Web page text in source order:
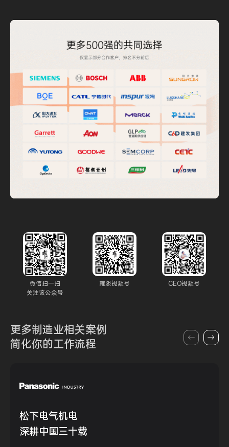
微信扫一扫
关注该公众号
雍熙视频号 CEO视频号
更多制造业相关案例
简化你的工作流程
松下电气机电
深耕中国三十载